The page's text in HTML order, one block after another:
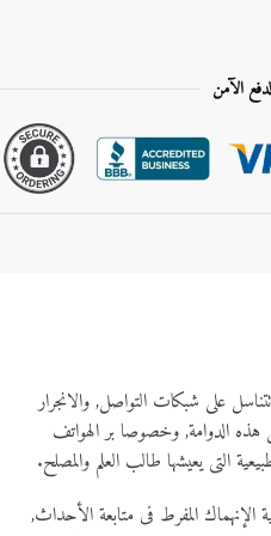
الآمن
على شبكات التواصل, والانجرار
هذه الدوامة, وخصوصا بر الهواتف
التى يعيشها طالب العلم والمصلح.
المفرط فى متابعة الأحداث,